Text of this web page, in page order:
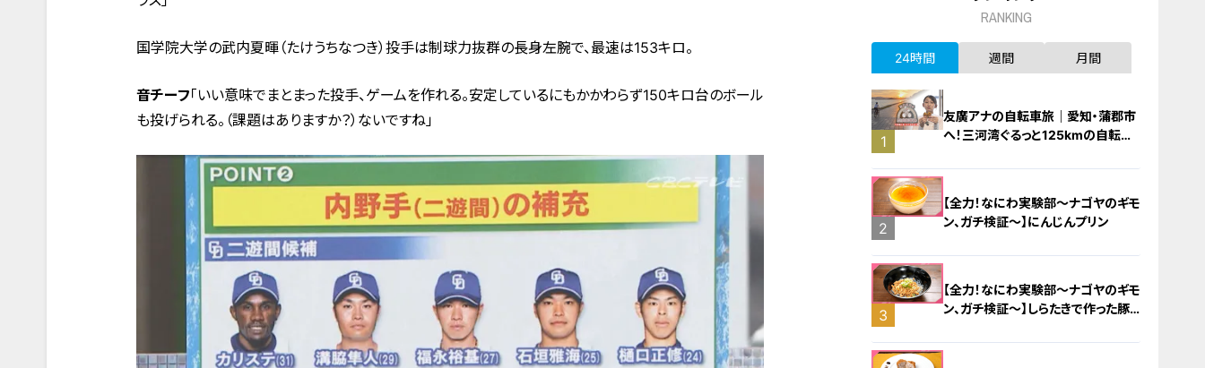
国学院大学の武内夏暉（たけうちなつき）投手は制球力抜群の長身左腕で、最速は153キロ。
音チーフ「いい意味でまとまった投手、ゲームを作れる。安定しているにもかかわらず150キロ台のボール
も投げられる。（課題はありますか？）ないですね」
RANKING
24時間 週間 月間
1
友廣アナの自転車旅｜愛知・蒲郡市
へ！三河湾ぐるっと125kmの自転車
2
【全力！なにわ実験部～ナゴヤのギモ
ン、ガチ検証～】にんじんプリン
3
【全力！なにわ実験部～ナゴヤのギモ
ン、ガチ検証～】しらたきで作った豚